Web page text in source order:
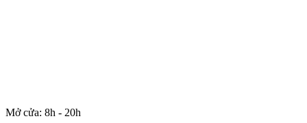
Mở cửa: 8h - 20h